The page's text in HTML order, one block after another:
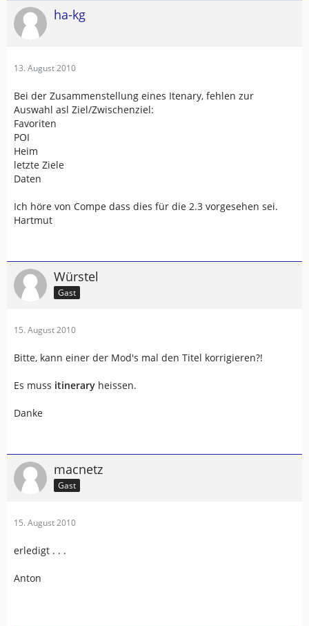
ha-kg
13. August 2010
Bei der Zusammenstellung eines Itenary, fehlen zur
Auswahl asl Ziel/Zwischenziel:
Favoriten
POI
Heim
letzte Ziele
Daten
Ich höre von Compe dass dies für die 2.3 vorgesehen sei.
Hartmut
Würstel
Gast
15. August 2010
Bitte, kann einer der Mod's mal den Titel korrigieren?!
Es muss itinerary heissen.
Danke
macnetz
Gast
15. August 2010
erledigt . . .
Anton